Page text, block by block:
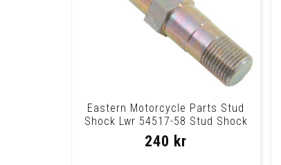
Eastern Motorcycle Parts Stud
Shock Lwr 54517-58 Stud Shock
Lwr 54517-
240 kr